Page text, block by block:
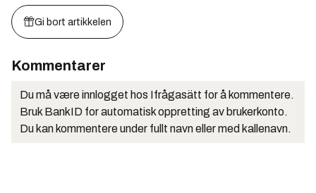
Gi bort artikkelen
Kommentarer
Du må være innlogget hos Ifrågasätt for å kommentere.
Bruk BankID for automatisk oppretting av brukerkonto.
Du kan kommentere under fullt navn eller med kallenavn.